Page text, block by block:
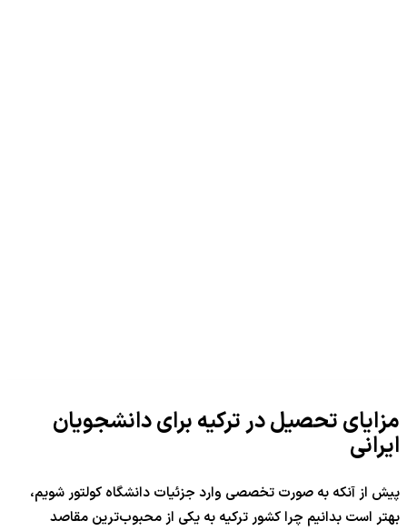
مزایای تحصیل در ترکیه برای دانشجویان
ایرانی
پیش از آنکه به صورت تخصصی وارد جزئیات دانشگاه کولتور شویم،
بهتر است بدانیم چرا کشور ترکیه به یکی از محبوب‌ترین مقاصد